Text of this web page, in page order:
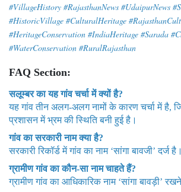
#VillageHistory #RajasthanNews #UdaipurNews
#HistoricVillage #CulturalHeritage
#HeritageConservation #IndiaHeritage #Sarada
#WaterConservation #RuralRajasthan
FAQ Section:
सलूम्बर का यह गांव चर्चा में क्यों है?
यह गांव तीन अलग-अलग नामों के कारण चर्चा में है,
प्रशासन में भ्रम की स्थिति बनी हुई है।
गांव का सरकारी नाम क्या है?
सरकारी रिकॉर्ड में गांव का नाम ‘सांगा बावजी’ दर्ज है।
ग्रामीण गांव का कौन-सा नाम चाहते हैं?
ग्रामीण गांव का आधिकारिक नाम ‘सांगा बावड़ी’